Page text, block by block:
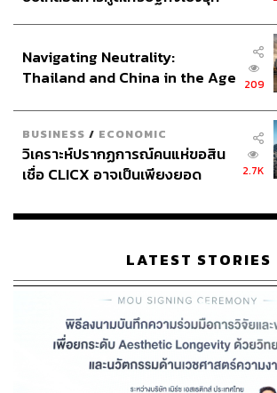
พุ่งแหลนชาย: นีราจ โชปรา vs. อาร์ชา
ในอินเดีย นีราจ โชปรา คือนักกีฬาที่เป็นซูเ
คว้าเหรียญทองแบบ ‘ปรากฏการณ์’ ในการ
หลังจากนั้นฝีมือนอกจากจะไม่ตกแล้ว โชป
โหดขึ้นด้วย เมื่อทุบสถิติโลกได้ในการแข่ง
โลกเมื่อปีที่แล้ว โดยพุ่งได้ 88.17 เมตร
แต่ถึงอย่างนั้นสถิตินี้ก็ยังไม่ดีเท่ากับสถิติ 90
Navigating Neutrality:
Thailand and China in the Age
209
BUSINESS / ECONOMIC
วิเคราะห์ปรากฏการณ์คนแห่ขอสิน
เชื่อ CLICX อาจเป็นเพียงยอด
เรือนไทยที่ถูกซุกไว้
2.7K
LATEST STORIES